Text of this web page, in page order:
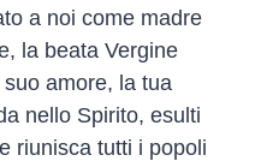
a noi come madre
la beata Vergine
suo amore, la tua
nello Spirito, esulti
riunisca tutti i popoli